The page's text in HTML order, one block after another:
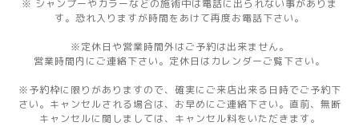
※ シャンプーやカラーなどの施術中は電話に出られない事がありま
す。恐れ入りますが時間をあけて再度お電話下さい。
※定休日や営業時間外はご予約は出来ません。
営業時間内にご連絡下さい。定休日はカレンダーご覧下さい。
※予約枠に限りがありますので、確実にご来店出来る日時でご予約下
さい。キャンセルされる場合は、お早めにご連絡下さい。直前、無断
キャンセルに関しましては、キャンセル料をいただきます。